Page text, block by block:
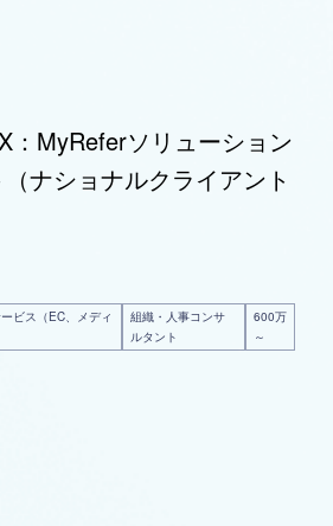
：MyReferソリューション
ナショナルクライアント
ビス（EC、メディ
組織・人事コンサ
ルタント
600万
～